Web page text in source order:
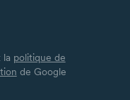
la politique de
de Google